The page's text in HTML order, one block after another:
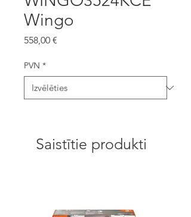
Wingo
558,00 €
PVN *
Saistītie produkti